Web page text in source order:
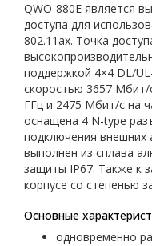
QWO-880E является
доступа для
802.11ax. Точка
поддержкой 4×4 DL/
скоростью 3657
ГГц и 2475 Мбит/c на
оснащена 4 N-type
подключения внешних
выполнен из сплава
защиты IP67. Также к
корпусе со степенью
Основные
одновременно